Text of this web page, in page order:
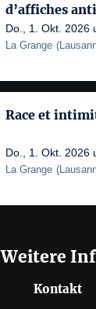
d’affiches
Do., 1. Okt. 2026
La Grange (
Race et
Do., 1. Okt. 2026
La Grange (
Weitere
Kontakt